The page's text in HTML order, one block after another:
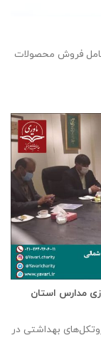
در سال ١٣٨٨ به عنوان عامل فروش محصولات
مدارس استان
رعایت پروتکل‌های بهداشتی در